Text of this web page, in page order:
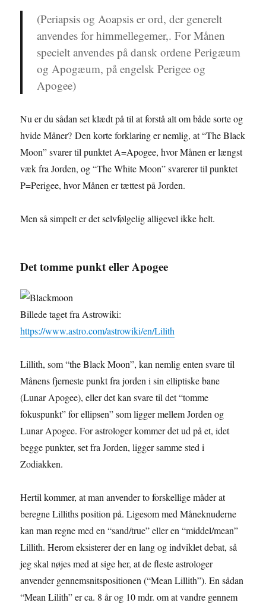
(Periapsis og Aoapsis er ord, der generelt
anvendes for himmellegemer,. For Månen
specielt anvendes på dansk ordene Perigæum
og Apogæum, på engelsk Perigee og
Apogee)
Nu er du sådan set klædt på til at forstå alt om både sorte og
hvide Måner? Den korte forklaring er nemlig, at “The Black
Moon” svarer til punktet A=Apogee, hvor Månen er længst
væk fra Jorden, og “The White Moon” svarerer til punktet
P=Perigee, hvor Månen er tættest på Jorden.
Men så simpelt er det selvfølgelig alligevel ikke helt.
Det tomme punkt eller Apogee
Billede taget fra Astrowiki:
https://www.astro.com/astrowiki/en/Lilith
Lillith, som “the Black Moon”, kan nemlig enten svare til
Månens fjerneste punkt fra jorden i sin elliptiske bane
(Lunar Apogee), eller det kan svare til det “tomme
fokuspunkt” for ellipsen” som ligger mellem Jorden og
Lunar Apogee. For astrologer kommer det ud på et, idet
begge punkter, set fra Jorden, ligger samme sted i
Zodiakken.
Hertil kommer, at man anvender to forskellige måder at
beregne Lilliths position på. Ligesom med Måneknuderne
kan man regne med en “sand/true” eller en “middel/mean”
Lillith. Herom eksisterer der en lang og indviklet debat, så
jeg skal nøjes med at sige her, at de fleste astrologer
anvender gennemsnitspositionen (“Mean Lillith”). En sådan
“Mean Lilith” er ca. 8 år og 10 mdr. om at vandre gennem